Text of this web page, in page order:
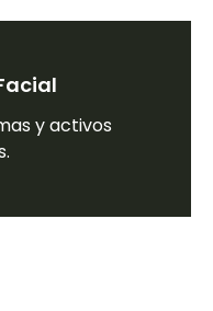
y activos